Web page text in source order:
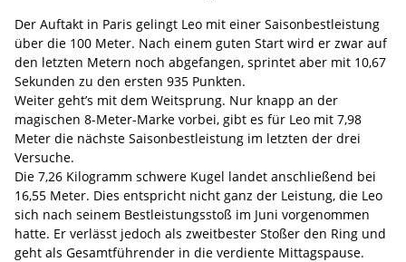
Der Auftakt in Paris gelingt Leo mit einer Saisonbestleistung
über die 100 Meter. Nach einem guten Start wird er zwar auf
den letzten Metern noch abgefangen, sprintet aber mit 10,67
Sekunden zu den ersten 935 Punkten.
Weiter geht’s mit dem Weitsprung. Nur knapp an der
magischen 8-Meter-Marke vorbei, gibt es für Leo mit 7,98
Meter die nächste Saisonbestleistung im letzten der drei
Versuche.
Die 7,26 Kilogramm schwere Kugel landet anschließend bei
16,55 Meter. Dies entspricht nicht ganz der Leistung, die Leo
sich nach seinem Bestleistungsstoß im Juni vorgenommen
hatte. Er verlässt jedoch als zweitbester Stoßer den Ring und
geht als Gesamtführender in die verdiente Mittagspause.